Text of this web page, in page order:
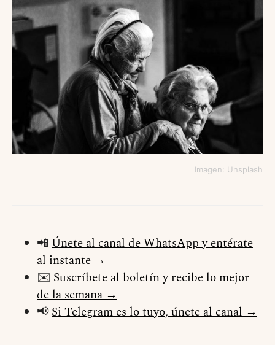
Imagen: Unsplash
📲 Únete al canal de WhatsApp y entérate
al instante →
✉️ Suscríbete al boletín y recibe lo mejor
de la semana →
📢Si Telegram es lo tuyo, únete al canal →